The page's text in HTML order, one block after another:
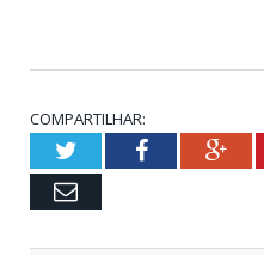
COMPARTILHAR:
TwitterFacebook
Email